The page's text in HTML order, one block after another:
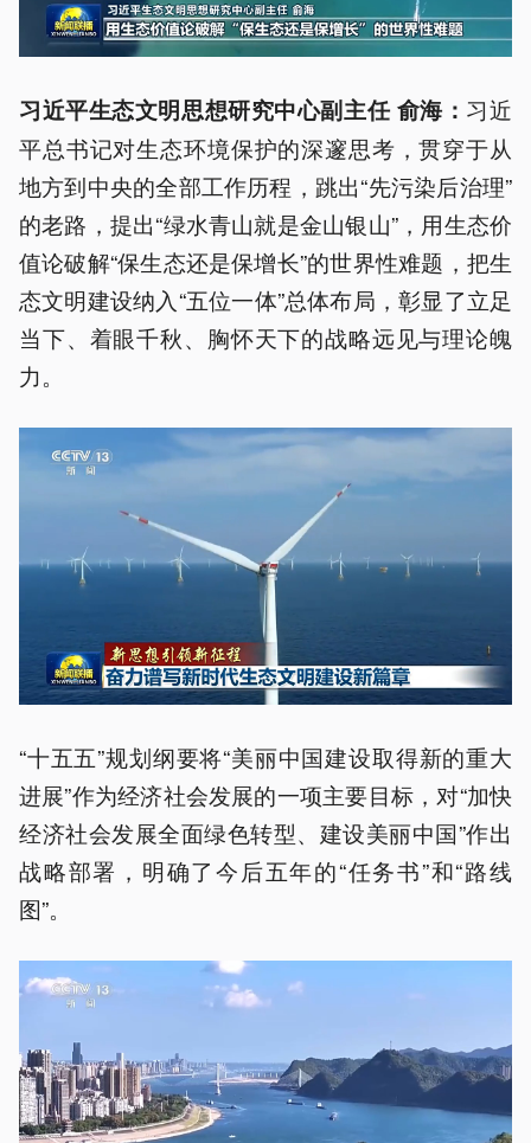
习近平生态文明思想研究中心副主任 俞海： 习近
平总书记对生态环境保护的深邃思考，贯穿于从
地方到中央的全部工作历程，跳出“先污染后治理”
的老路，提出“绿水青山就是金山银山”，用生态价
值论破解“保生态还是保增长”的世界性难题，把生
态文明建设纳入“五位一体”总体布局，彰显了立足
当下、着眼千秋、胸怀天下的战略远见与理论魄
力。
“十五五”规划纲要将“美丽中国建设取得新的重大
进展”作为经济社会发展的一项主要目标，对“加快
经济社会发展全面绿色转型、建设美丽中国”作出
战略部署，明确了今后五年的“任务书”和“路线
图”。